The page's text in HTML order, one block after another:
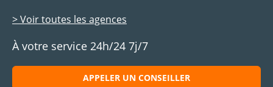
> Voir toutes les agences
À votre service 24h/24 7j/7
APPELER UN CONSEILLER